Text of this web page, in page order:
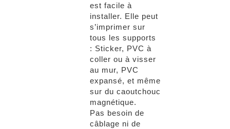
est facile à
installer. Elle peut
s’imprimer sur
tous les supports
: Sticker, PVC à
coller ou à visser
au mur, PVC
expansé, et même
sur du caoutchouc
magnétique.
Pas besoin de
câblage ni de